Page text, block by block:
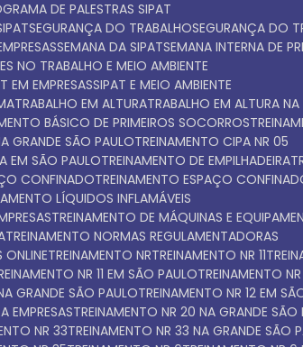
DE PALESTRAS SIPAT
SEGURANÇA DO TRABALHO SEGURANÇA DO
SEMANA DA SIPAT SEMANA INTERNA DE
NO TRABALHO E MEIO AMBIENTE
EM EMPRESAS SIPAT E MEIO AMBIENTE
TRABALHO EM ALTURA TRABALHO EM ALTURA
BÁSICO DE PRIMEIROS SOCORROS
GRANDE SÃO PAULO TREINAMENTO CIPA NR 05
EM SÃO PAULO TREINAMENTO DE EMPILHADEIRA
CONFINADO TREINAMENTO ESPAÇO
LÍQUIDOS INFLAMÁVEIS
TREINAMENTO DE MÁQUINAS E
TREINAMENTO NORMAS REGULAMENTADORAS
ONLINE TREINAMENTO NR TREINAMENTO NR 11
NR 11 EM SÃO PAULO TREINAMENTO
GRANDE SÃO PAULO TREINAMENTO NR 12 EM
EMPRESAS TREINAMENTO NR 20 NA GRANDE SÃO
NR 33 TREINAMENTO NR 33 NA GRANDE SÃO